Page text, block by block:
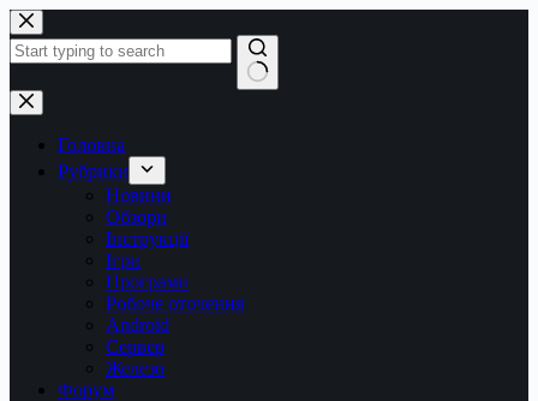
Перейти
до
вмісту
Немає
результатів
Головна
Рубрики
Новини
Обзори
Інструкції
Ігри
Програми
Робоче оточення
Android
Сервер
Железо
Форум